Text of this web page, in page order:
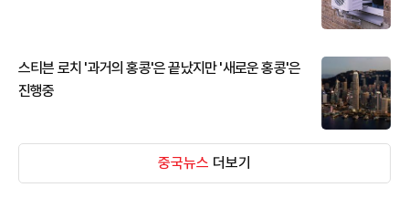
스티븐 로치 '과거의 홍콩'은 끝났지만 '새로운 홍콩'은
진행중
중국뉴스 더보기